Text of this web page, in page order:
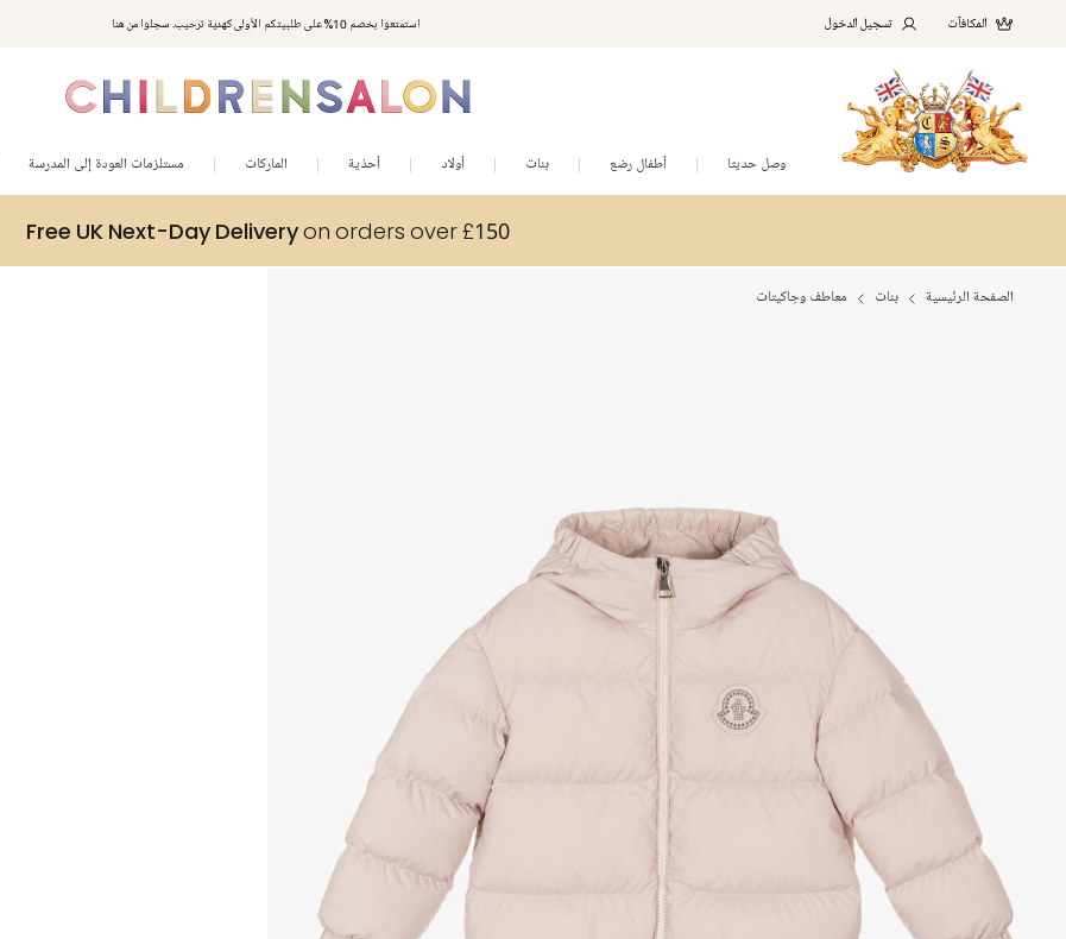
استمتعوا بخصم 10% على طلبيتكم الأولى كهدية ترحيب. سجلوا من هنا المكافآت تسجيل الدخول
وصل حديثا أطفال رضع بنات أولاد أحذية الماركات مستلزمات العودة إلى المدرسة
Free UK Next-Day Deliveryon orders over £150
الصفحة الرئيسية بنات معاطف وجاكيتات